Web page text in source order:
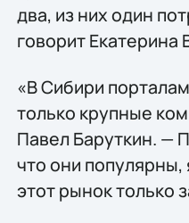
два, из них один
говорит Екатерина
«В Сибири
только крупные
Павел Баруткин. —
что они популярны,
этот рынок только